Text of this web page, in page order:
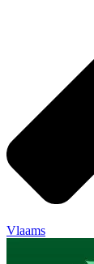
Vlaams